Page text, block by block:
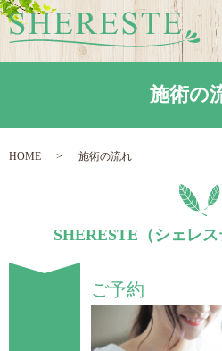
施術の
HOME 施術の流れ
SHERESTE（シェレ
ご予約